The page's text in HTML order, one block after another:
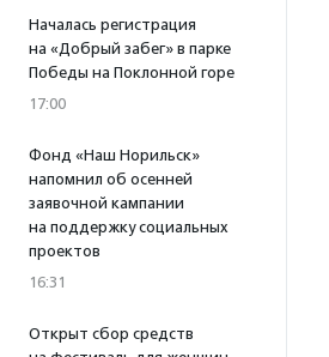
Началась регистрация
на «Добрый забег» в парке
Победы на Поклонной горе
17:00
Фонд «Наш Норильск»
напомнил об осенней
заявочной кампании
на поддержку социальных
проектов
16:31
Открыт сбор средств